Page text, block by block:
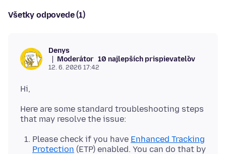
Všetky odpovede (1)
Denys
Moderátor 10 najlepších prispievateľov
12. 6. 2026 17:42
Here are some standard troubleshooting steps
Please check if you have Enhanced Tracking
Protection (ETP) enabled. You can do that by